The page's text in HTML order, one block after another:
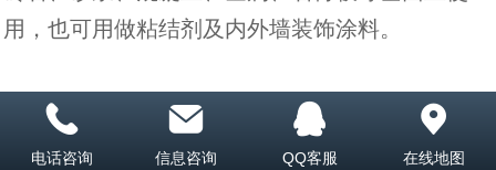
用，也可用做粘结剂及内外墙装饰涂料。
产品特点
无色、透明、涂覆后不会破坏原墙面装饰效果，不
电话咨询 信息咨询 QQ客服 在线地图